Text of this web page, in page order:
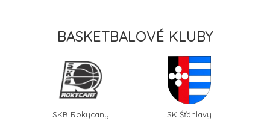
BASKETBALOVÉ KLUBY
SKB Rokycany SK Šťáhlavy